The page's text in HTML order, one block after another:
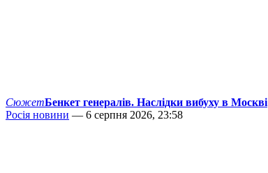
СюжетБенкет генералів. Наслідки вибуху в Москві
Росія новини — 6 серпня 2026, 23:58